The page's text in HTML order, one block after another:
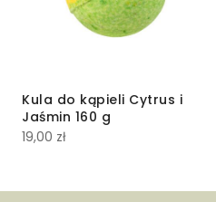
Kula do kąpieli Cytrus i
Jaśmin 160 g
19,00 zł